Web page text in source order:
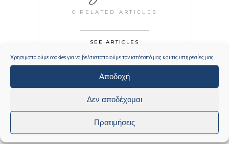
Χρησιμοποιούμε cookies για να βελτιστοποιούμε τον ιστότοπό μας και τις υπηρεσίες μας.
Αποδοχή
Δεν αποδέχομαι
Προτιμήσεις
0 RELATED ARTICLES
SEE ARTICLES